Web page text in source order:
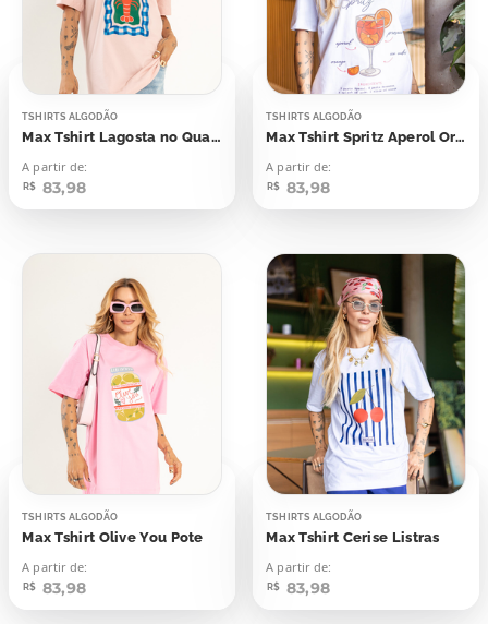
TSHIRTS ALGODÃO
Max Tshirt Lagosta no Quadro
A partir de:
R$ 83,98
TSHIRTS ALGODÃO
Max Tshirt Spritz Aperol Orange
A partir de:
R$ 83,98
TSHIRTS ALGODÃO
Max Tshirt Olive You Pote
A partir de:
R$ 83,98
TSHIRTS ALGODÃO
Max Tshirt Cerise Listras
A partir de:
R$ 83,98